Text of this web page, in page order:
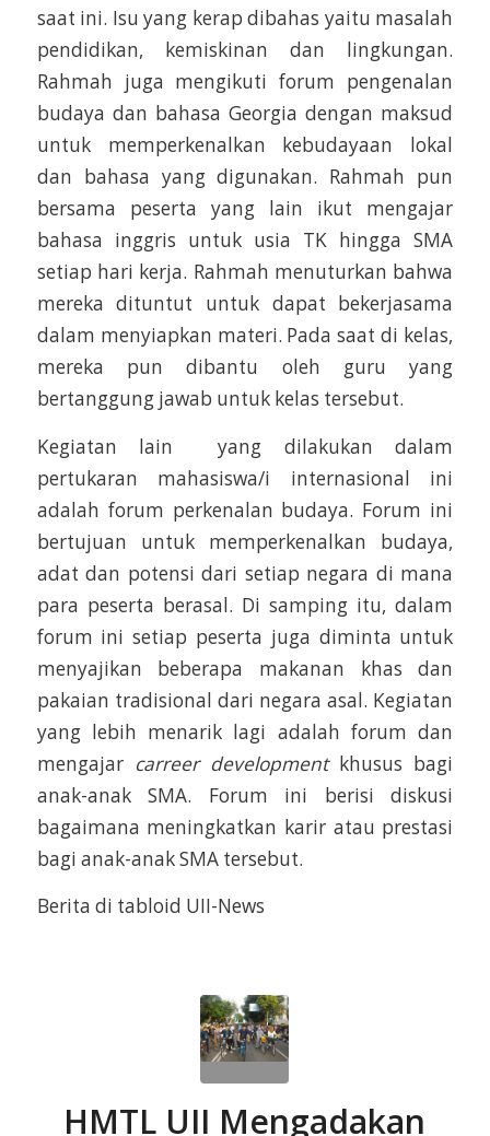
saat ini. Isu yang kerap dibahas yaitu masalah
pendidikan, kemiskinan dan lingkungan.
Rahmah juga mengikuti forum pengenalan
budaya dan bahasa Georgia dengan maksud
untuk memperkenalkan kebudayaan lokal
dan bahasa yang digunakan. Rahmah pun
bersama peserta yang lain ikut mengajar
bahasa inggris untuk usia TK hingga SMA
setiap hari kerja. Rahmah menuturkan bahwa
mereka dituntut untuk dapat bekerjasama
dalam menyiapkan materi. Pada saat di kelas,
mereka pun dibantu oleh guru yang
bertanggung jawab untuk kelas tersebut.
Kegiatan lain yang dilakukan dalam
pertukaran mahasiswa/i internasional ini
adalah forum perkenalan budaya. Forum ini
bertujuan untuk memperkenalkan budaya,
adat dan potensi dari setiap negara di mana
para peserta berasal. Di samping itu, dalam
forum ini setiap peserta juga diminta untuk
menyajikan beberapa makanan khas dan
pakaian tradisional dari negara asal. Kegiatan
yang lebih menarik lagi adalah forum dan
mengajar carreer developmentkhusus bagi
anak-anak SMA. Forum ini berisi diskusi
bagaimana meningkatkan karir atau prestasi
bagi anak-anak SMA tersebut.
Berita di tabloid UII-News
HMTL UII Mengadakan